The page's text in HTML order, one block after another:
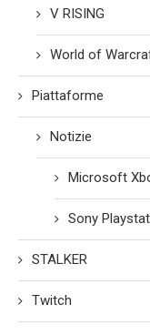
V RISING
World of
Piattaforme
Notizie
Microsoft
Sony
STALKER
Twitch